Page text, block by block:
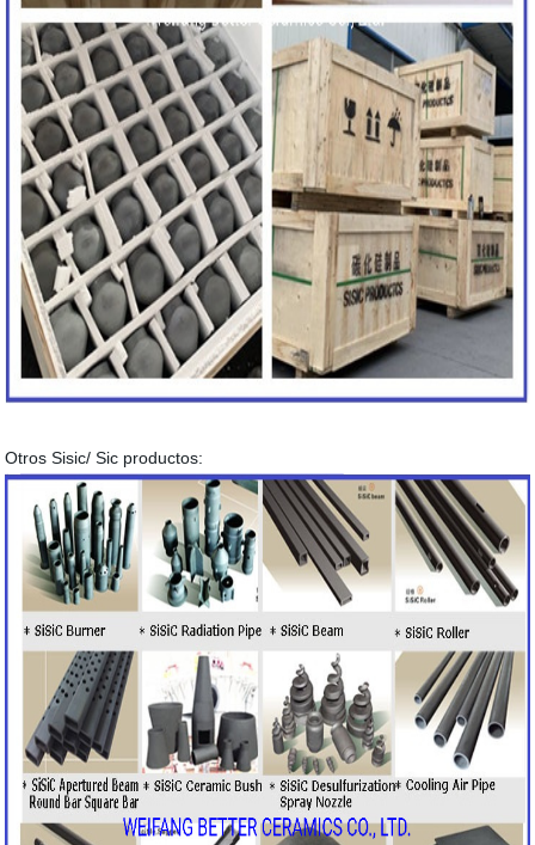
Otros Sisic/ Sic productos: